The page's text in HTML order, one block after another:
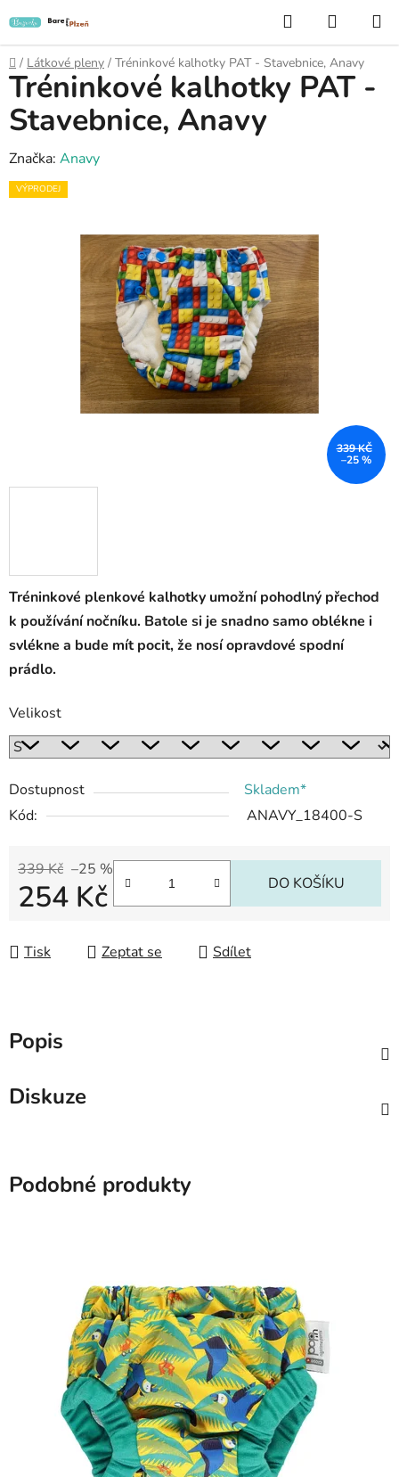
na
obsah
Hledat
KOŠÍK
Domů
/ Látkové pleny / Tréninkové kalhotky PAT - Stavebnice, Anavy
Tréninkové plenkové kalhotky umožní pohodlný přechod
k používání nočníku. Batole si je snadno samo oblékne i
svlékne a bude mít pocit, že nosí opravdové spodní
prádlo.
Velikost
Dostupnost
Skladem*
Kód:
ANAVY_18400-S
339 Kč –25 %
254 Kč DO KOŠÍKU
Tisk Zeptat se Sdílet
Tréninkové kalhotky PAT -
Stavebnice, Anavy
Značka: Anavy
VÝPRODEJ
339 KČ
–25 %
Popis
Diskuze
Podobné produkty